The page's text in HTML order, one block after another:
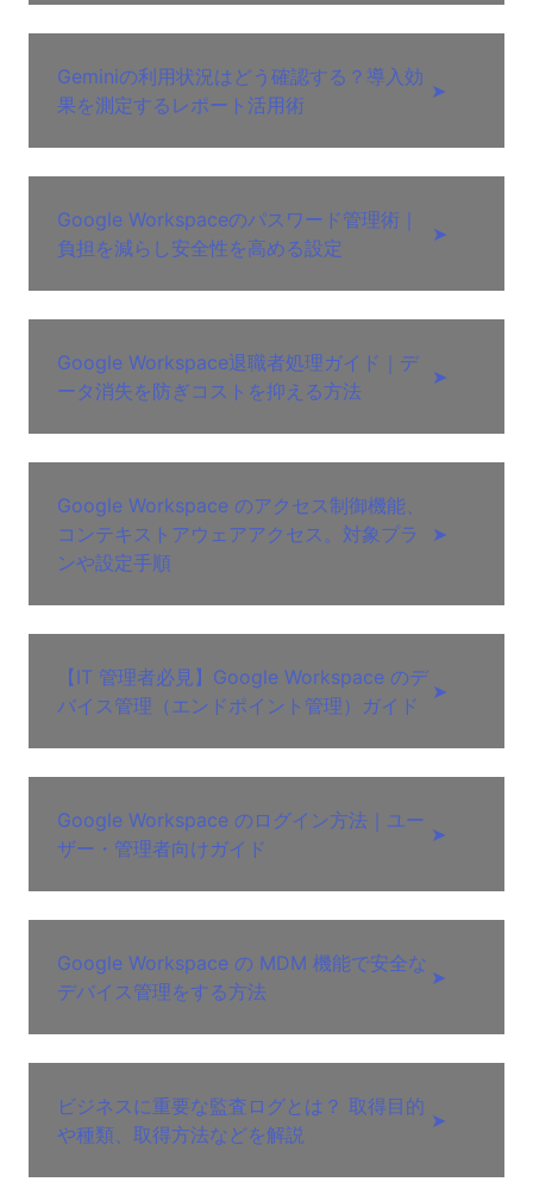
Geminiの利用状況はどう確認する？導入効
果を測定するレポート活用術
➤
Google Workspaceのパスワード管理術｜
負担を減らし安全性を高める設定
➤
Google Workspace退職者処理ガイド｜デ
ータ消失を防ぎコストを抑える方法
➤
Google Workspace のアクセス制御機能、
コンテキストアウェアアクセス。対象プラ
ンや設定手順
➤
【IT 管理者必見】Google Workspace のデ
バイス管理（エンドポイント管理）ガイド
➤
Google Workspace のログイン方法｜ユー
ザー・管理者向けガイド
➤
Google Workspace の MDM 機能で安全な
デバイス管理をする方法
➤
ビジネスに重要な監査ログとは？ 取得目的
や種類、取得方法などを解説
➤